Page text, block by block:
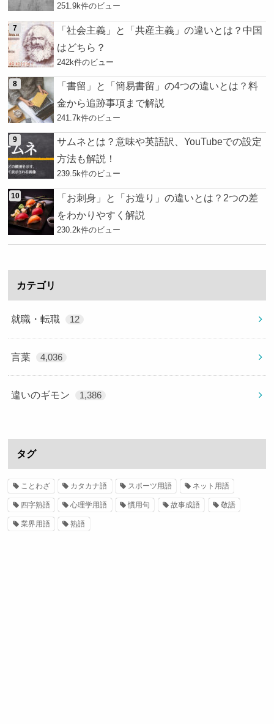
251.9k件のビュー
「社会主義」と「共産主義」の違いとは？中国
はどちら？
242k件のビュー
「書留」と「簡易書留」の4つの違いとは？料
金から追跡事項まで解説
241.7k件のビュー
サムネとは？意味や英語訳、YouTubeでの設定
方法も解説！
239.5k件のビュー
「お刺身」と「お造り」の違いとは？2つの差
をわかりやすく解説
230.2k件のビュー
カテゴリ
就職・転職 12
言葉 4,036
違いのギモン 1,386
タグ
ことわざ カタカナ語 スポーツ用語 ネット用語
四字熟語 心理学用語 慣用句 故事成語 敬語
業界用語 熟語